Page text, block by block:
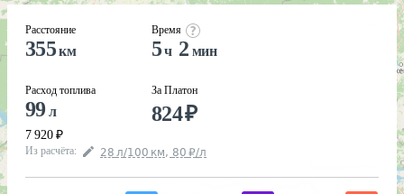
Расстояние
355км
Расход топлива
99л
7 920 ₽
Время
5 ч 2 мин
За Платон
824₽
Из расчёта: 28 л/100 км, 80 ₽/л